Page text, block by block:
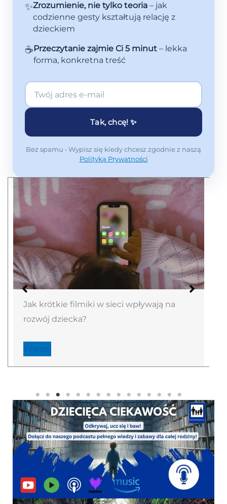
✨Zrozumienie, nie tylko teoria– jak
codzienne gesty kształtują relację z
dzieckiem
☕Przeczytanie zajmie Ci 5 minut– lekka
forma, konkretna treść
Tak, chcę! ✨
Bez spamu • Wypisz się kiedy chcesz zgodnie z naszą
Polityką Prywatności
Jak krótkie filmiki w sieci wpływają na
rozwój dziecka?